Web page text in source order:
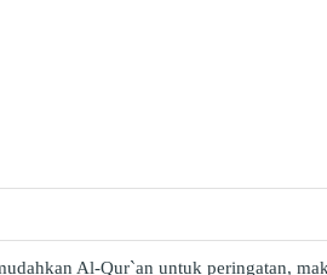
Al-Qur`an untuk peringatan,